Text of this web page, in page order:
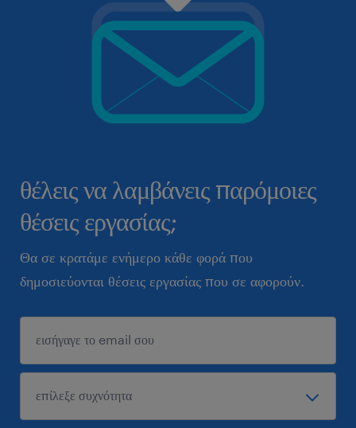
θέλεις να λαμβάνεις παρόμοιες
θέσεις εργασίας;
Θα σε κρατάμε ενήμερο κάθε φορά που
δημοσιεύονται θέσεις εργασίας που σε αφορούν.